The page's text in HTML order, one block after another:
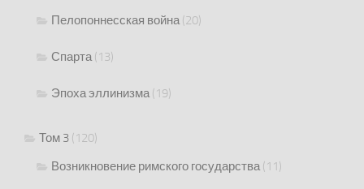
Пелопоннесская война(20)
Спарта(13)
Эпоха эллинизма(19)
Том 3 (120)
Возникновение римского государства(11)